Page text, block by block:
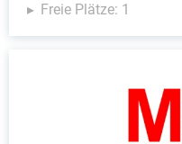
Freie Plätze: 1